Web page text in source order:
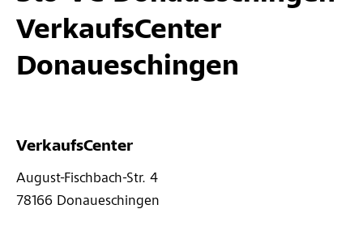
VerkaufsCenter
Donaueschingen
VerkaufsCenter
August-Fischbach-Str. 4
78166 Donaueschingen